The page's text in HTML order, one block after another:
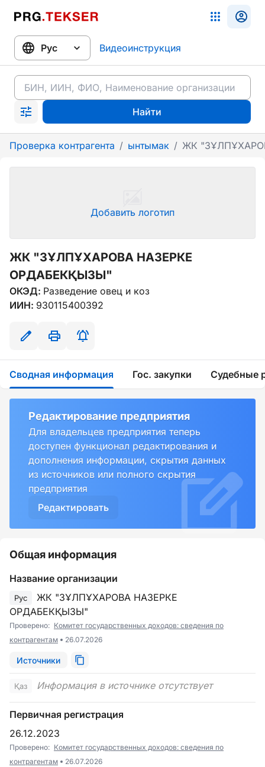
Видеоинструкция
Найти
Проверка контрагента / ынтымак / ЖК
Добавить логотип
ЖК "ЗҰЛПҰХАРОВА НАЗЕРКЕ
ОРДАБЕКҚЫЗЫ"
ОКЭД: Разведение овец и коз
ИИН: 930115400392
Сводная информация Гос. закупки Судебные
Редактирование предприятия
Для владельцев предприятия теперь
доступен функционал редактирования и
дополнения информации, скрытия данных
из источников или полного скрытия
предприятия
Редактировать
Общая информация
Название организации
Рус
ЖК "ЗҰЛПҰХАРОВА НАЗЕРКЕ
ОРДАБЕКҚЫЗЫ"
Проверено: Комитет государственных доходов: сведения по
контрагентам
26.07.2026
Источники
Қаз Информация в источнике отсутствует
Первичная регистрация
26.12.2023
Проверено: Комитет государственных доходов: сведения по
контрагентам
26.07.2026